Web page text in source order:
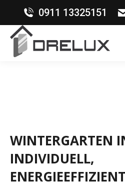
0911 13325151
WINTERGARTEN
INDIVIDUELL,